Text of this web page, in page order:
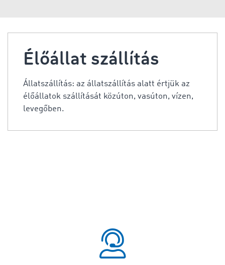
Élőállat szállítás
Állatszállítás: az állatszállítás alatt értjük az
élőállatok szállítását közúton, vasúton, vízen,
levegőben.